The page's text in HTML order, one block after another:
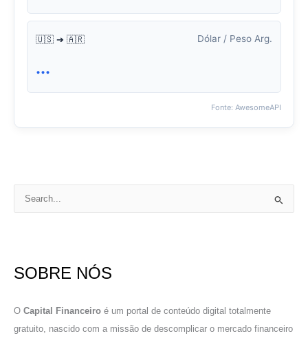
🇺🇸 ➔ 🇦🇷 Dólar / Peso Arg.
...
Fonte: AwesomeAPI
u
s
a
SOBRE NÓS
OCapital Financeiro é um portal de conteúdo digital totalmente
gratuito, nascido com a missão de descomplicar o mercado financeiro